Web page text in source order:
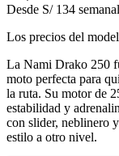
Desde S/ 134
Los precios del
La Nami Drako 250
moto perfecta para
la ruta. Su motor de
estabilidad y
con slider, neblinero
estilo a otro nivel.